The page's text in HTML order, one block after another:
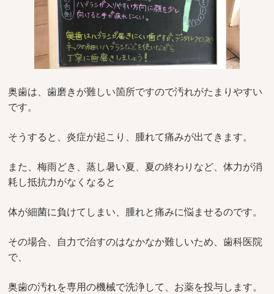
奥歯は、歯磨きが難しい箇所ですので汚れがたまりやすい
です。
そうすると、炎症が起こり、腫れて痛みが出てきます。
また、梅雨どき、蒸し暑い夏、夏の終わりなど、体力が消
耗し抵抗力がなくなると
体が細菌に負けてしまい、腫れと痛みに悩ませるのです。
その場合、自力で治すのはなかなか難しいため、歯科医院
で、
奥歯の汚れを専用の機械で洗浄して、お薬を投与します。